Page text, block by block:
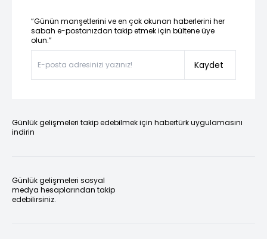
“Günün manşetlerini ve en çok okunan haberlerini her
sabah e-postanızdan takip etmek için bültene üye
olun.”
Kaydet
Günlük gelişmeleri takip edebilmek için habertürk uygulamasını
indirin
Günlük gelişmeleri sosyal
medya hesaplarından takip
edebilirsiniz.